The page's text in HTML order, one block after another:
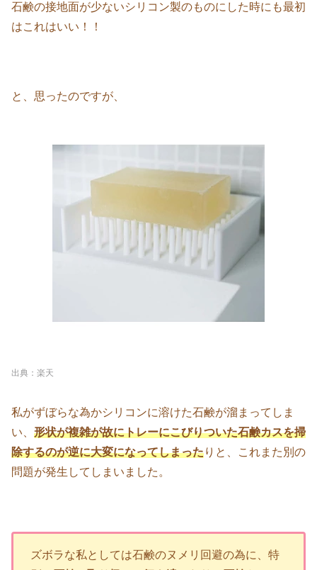
石鹸の接地面が少ないシリコン製のものにした時にも最初
はこれはいい！！
と、思ったのですが、
出典：楽天
私がずぼらな為かシリコンに溶けた石鹸が溜まってしま
い、 形状が複雑が故にトレーにこびりついた石鹸カスを掃
除するのが逆に大変になってしまったりと、これまた別の
問題が発生してしまいました。
ズボラな私としては石鹸のヌメリ回避の為に、特